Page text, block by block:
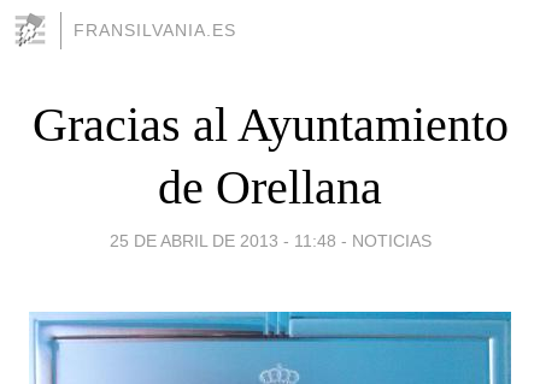
FRANSILVANIA.ES
Gracias al Ayuntamiento
de Orellana
25 DE ABRIL DE 2013 - 11:48 - NOTICIAS